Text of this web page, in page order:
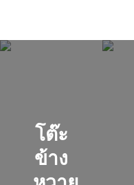
โต๊ะ
ข้าง